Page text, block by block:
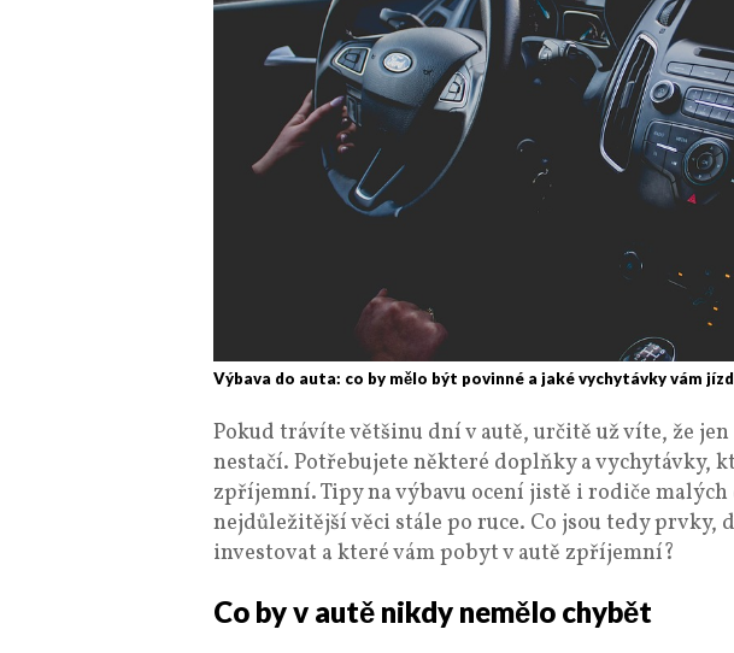
Výbava do auta: co by mělo být povinné a jaké vychytávky vám
Pokud trávíte většinu dní v autě, určitě už víte, že
nestačí. Potřebujete některé doplňky a vychytávky,
zpříjemní. Tipy na výbavu ocení jistě i rodiče
nejdůležitější věci stále po ruce. Co jsou tedy prvky,
investovat a které vám pobyt v autě zpříjemní?
Co by v autě nikdy nemělo chybět